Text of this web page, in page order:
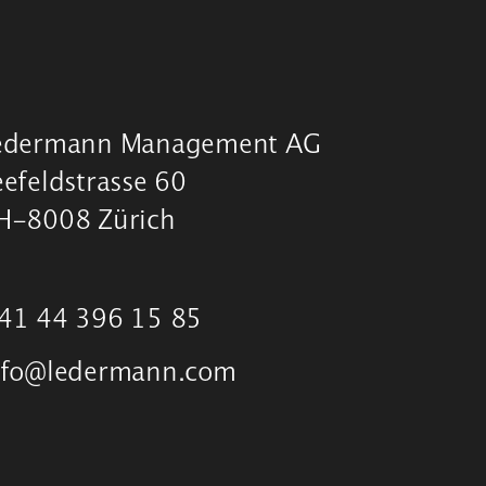
Management AG
60
8008 Zürich
44 396 15 85